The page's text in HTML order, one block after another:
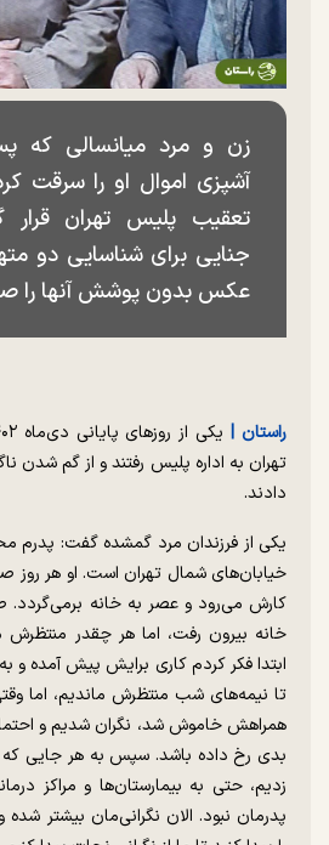
زن و مرد میانسالی که
آشپزی اموال او را سرقت
تعقیب پلیس تهران قرار
جنایی برای شناسایی دو
عکس بدون پوشش آنها را
راستان |
دادند.
یکی از فرزندان مرد گمشده گفت: پدرم
خیابان‌های شمال تهران است. او هر
کارش می‌رود و عصر به خانه برمی‌گردد.
خانه بیرون رفت، اما هر چقدر منتظرش
ابتدا فکر کردم کاری برایش پیش آمده
تا نیمه‌های شب منتظرش ماندیم، اما
همراهش خاموش شد، نگران شدیم و
بدی رخ داده باشد. سپس به هر جایی که
زدیم، حتی به بیمارستان‌ها و مراکز
پدرمان نبود. الان نگرانی‌مان بیشتر